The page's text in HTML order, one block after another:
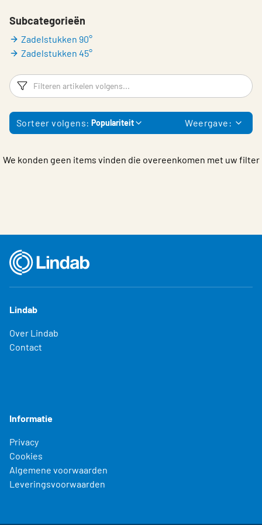
Subcategorieën
Zadelstukken 90°
Zadelstukken 45°
Filters
Sorteer volgens: Populariteit Weergave:
We konden geen items vinden die overeenkomen met uw filter
Lindab
Over Lindab
Contact
Informatie
Privacy
Cookies
Algemene voorwaarden
Leveringsvoorwaarden